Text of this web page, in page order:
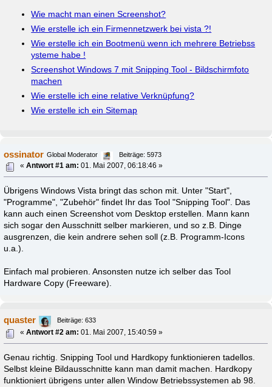
Wie macht man einen Screenshot?
Wie erstelle ich ein Firmennetzwerk bei vista ?!
Wie erstelle ich ein Bootmenü wenn ich mehrere Betriebss
ysteme habe !
Screenshot Windows 7 mit Snipping Tool - Bildschirmfoto
machen
Wie erstelle ich eine relative Verknüpfung?
Wie erstelle ich ein Sitemap
ossinator Global Moderator
Beiträge: 5973
«Antwort #1 am: 01. Mai 2007, 06:18:46 »
Übrigens Windows Vista bringt das schon mit. Unter "Start",
"Programme", "Zubehör" findet Ihr das Tool "Snipping Tool". Das
kann auch einen Screenshot vom Desktop erstellen. Mann kann
sich sogar den Ausschnitt selber markieren, und so z.B. Dinge
ausgrenzen, die kein andrere sehen soll (z.B. Programm-Icons
u.a.).
Einfach mal probieren. Ansonsten nutze ich selber das Tool
Hardware Copy (Freeware).
quaster
Beiträge: 633
«Antwort #2 am: 01. Mai 2007, 15:40:59 »
Genau richtig. Snipping Tool und Hardkopy funktionieren tadellos.
Selbst kleine Bildausschnitte kann man damit machen. Hardkopy
funktioniert übrigens unter allen Window Betriebssystemen ab 98.